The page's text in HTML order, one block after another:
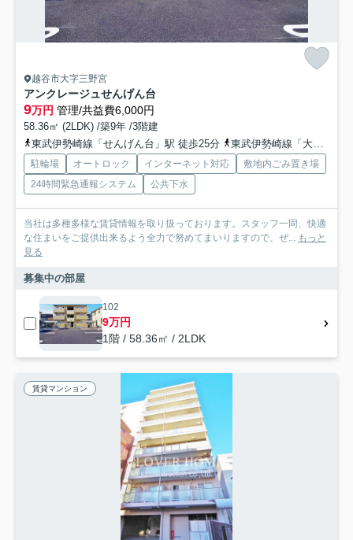
越谷市大字三野宮
アンクレージュせんげん台
9万円 管理/共益費6,000円
58.36㎡ (2LDK) /築9年 /3階建
東武伊勢崎線「せんげん台」駅 徒歩25分
東武伊勢崎線「大袋」駅 徒歩23分
駐輪場 オートロック インターネット対応
敷地内ごみ置き場
24時間緊急通報システム
公共下水
当社は多種多様な賃貸情報を取り扱っております。スタッフ一同、快適
な住まいをご提供出来るよう全力で努めてまいりますので、ぜ... もっと
見る
募集中の部屋
102
9万円
1階 / 58.36㎡ / 2LDK
賃貸マンション